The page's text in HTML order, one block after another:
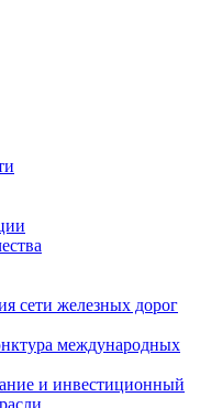
сети железных дорог
международных
и инвестиционный